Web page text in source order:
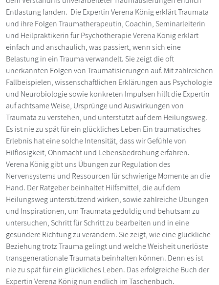
Entlastung fanden. Die Expertin Verena König erklärt Traumata
und ihre Folgen Traumatherapeutin, Coachin, Seminarleiterin
und Heilpraktikerin für Psychotherapie Verena König erklärt
einfach und anschaulich, was passiert, wenn sich eine
Belastung in ein Trauma verwandelt. Sie zeigt die oft
unerkannten Folgen von Traumatisierungen auf. Mit zahlreichen
Fallbeispielen, wissenschaftlichen Erklärungen aus Psychologie
und Neurobiologie sowie konkreten Impulsen hilft die Expertin
auf achtsame Weise, Ursprünge und Auswirkungen von
Traumata zu verstehen, und unterstützt auf dem Heilungsweg.
Es ist nie zu spät für ein glückliches Leben Ein traumatisches
Erlebnis hat eine solche Intensität, dass wir Gefühle von
Hilflosigkeit, Ohnmacht und Lebensbedrohung erfahren.
Verena König gibt uns Übungen zur Regulation des
Nervensystems und Ressourcen für schwierige Momente an die
Hand. Der Ratgeber beinhaltet Hilfsmittel, die auf dem
Heilungsweg unterstützend wirken, sowie zahlreiche Übungen
und Inspirationen, um Traumata geduldig und behutsam zu
untersuchen, Schritt für Schritt zu bearbeiten und in eine
gesündere Richtung zu verändern. Sie zeigt, wie eine glückliche
Beziehung trotz Trauma gelingt und welche Weisheit unerlöste
transgenerationale Traumata beinhalten können. Denn es ist
nie zu spät für ein glückliches Leben. Das erfolgreiche Buch der
Expertin Verena König nun endlich im Taschenbuch.